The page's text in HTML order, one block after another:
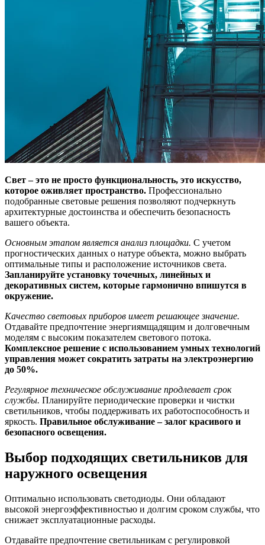
Свет – это не просто функциональность, это искусство,
которое оживляет пространство. Профессионально
подобранные световые решения позволяют подчеркнуть
архитектурные достоинства и обеспечить безопасность
вашего объекта.
Основным этапом является анализ площадки. С учетом
прогностических данных о натуре объекта, можно выбрать
оптимальные типы и расположение источников света.
Запланируйте установку точечных, линейных и
декоративных систем, которые гармонично впишутся в
окружение.
Качество световых приборов имеет решающее значение.
Отдавайте предпочтение энергиямщадящим и долговечным
моделям с высоким показателем светового потока.
Комплексное решение с использованием умных технологий
управления может сократить затраты на электроэнергию
до 50%.
Регулярное техническое обслуживание продлевает срок
службы. Планируйте периодические проверки и чистки
светильников, чтобы поддерживать их работоспособность и
яркость. Правильное обслуживание – залог красивого и
безопасного освещения.
Выбор подходящих светильников для
наружного освещения
Оптимально использовать светодиоды. Они обладают
высокой энергоэффективностью и долгим сроком службы, что
снижает эксплуатационные расходы.
Отдавайте предпочтение светильникам с регулировкой